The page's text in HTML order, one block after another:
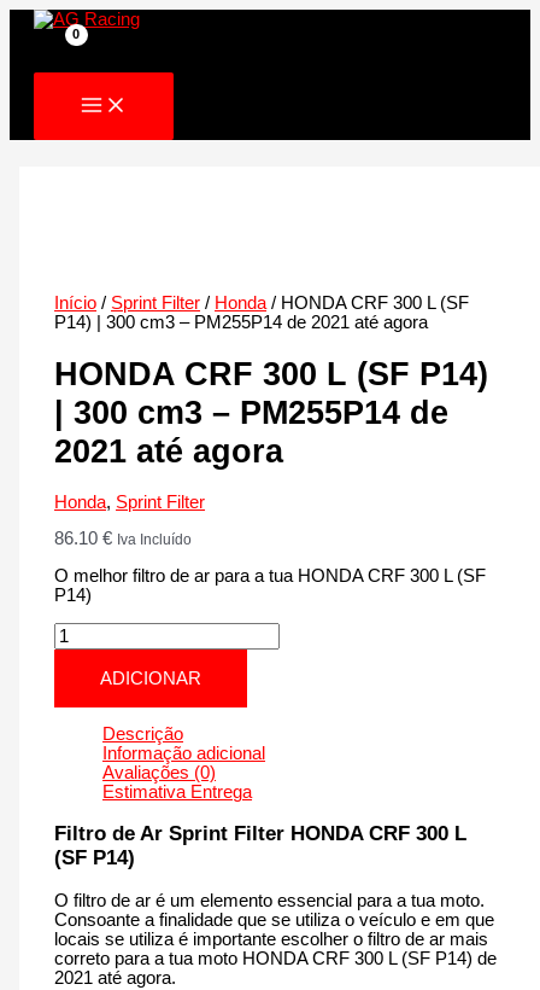
Skip
Início / Sprint Filter / Honda/ HONDA CRF 300 L (SF
P14) | 300 cm3 – PM255P14 de 2021 até agora
HONDA CRF 300 L (SF P14)
| 300 cm3 – PM255P14 de
2021 até agora
Honda, Sprint Filter
86.10€ Iva Incluído
O melhor filtro de ar para a tua HONDA CRF 300 L (SF
P14)
Quantidade
de
HONDA
300
cm3
-
PM255P14
2021
até
agora
ADICIONAR
Descrição
Informação adicional
Avaliações (0)
Estimativa Entrega
Filtro de Ar Sprint Filter HONDA CRF 300 L
(SF P14)
O filtro de ar é um elemento essencial para a tua moto.
Consoante a finalidade que se utiliza o veículo e em que
locais se utiliza é importante escolher o filtro de ar mais
correto para a tua moto HONDA CRF 300 L (SF P14) de
2021 até agora.